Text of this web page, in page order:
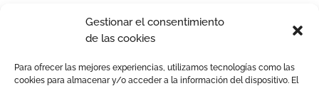
Gestionar el consentimiento
de las cookies
Para ofrecer las mejores experiencias, utilizamos tecnologías como las
cookies para almacenar y/o acceder a la información del dispositivo. El